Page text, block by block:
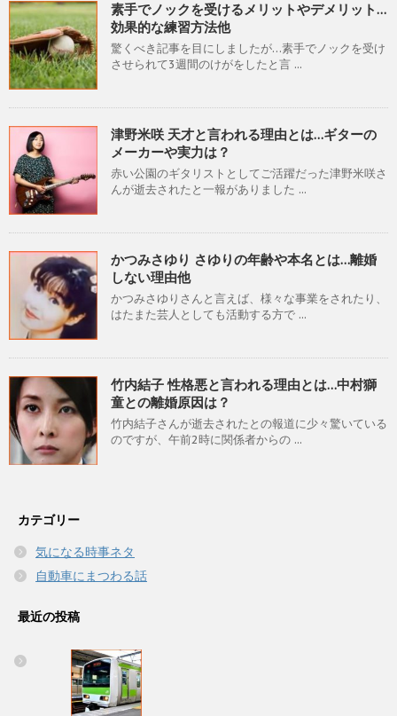
素手でノックを受けるメリットやデメリット…
効果的な練習方法他
驚くべき記事を目にしましたが…素手でノックを受け
させられて3週間のけがをしたと言 ...
津野米咲 天才と言われる理由とは…ギターの
メーカーや実力は？
赤い公園のギタリストとしてご活躍だった津野米咲さ
んが逝去されたと一報がありました ...
かつみさゆり さゆりの年齢や本名とは…離婚
しない理由他
かつみさゆりさんと言えば、様々な事業をされたり、
はたまた芸人としても活動する方で ...
竹内結子 性格悪と言われる理由とは…中村獅
童との離婚原因は？
竹内結子さんが逝去されたとの報道に少々驚いている
のですが、午前2時に関係者からの ...
カテゴリー
気になる時事ネタ
自動車にまつわる話
最近の投稿